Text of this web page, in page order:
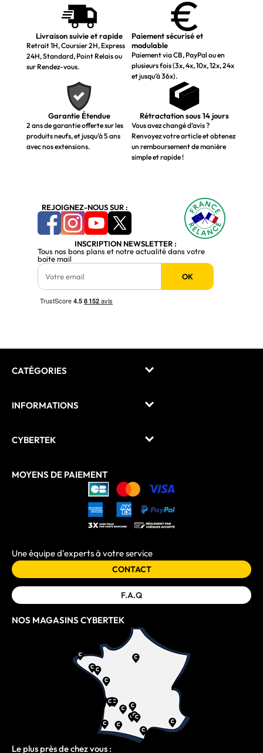
Livraison suivie et rapide
Retrait 1H, Coursier 2H, Express
24H, Standard, Point Relais ou
sur Rendez-vous.
Paiement sécurisé et
modulable
Paiement via CB, PayPal ou en
plusieurs fois (3x, 4x, 10x, 12x, 24x
et jusqu’à 36x).
Garantie Étendue
2 ans de garantie offerte sur les
produits neufs, et jusqu’à 5 ans
avec nos extensions.
Rétractation sous 14 jours
Vous avez changé d’avis ?
Renvoyez votre article et obtenez
un remboursement de manière
simple et rapide !
REJOIGNEZ-NOUS SUR :
INSCRIPTION NEWSLETTER :
Tous nos bons plans et notre actualité dans votre
boite mail
OK
CATÉGORIES
INFORMATIONS
CYBERTEK
MOYENS DE PAIEMENT
Une équipe d'experts à votre service
CONTACT
F.A.Q
NOS MAGASINS CYBERTEK
Le plus près de chez vous :